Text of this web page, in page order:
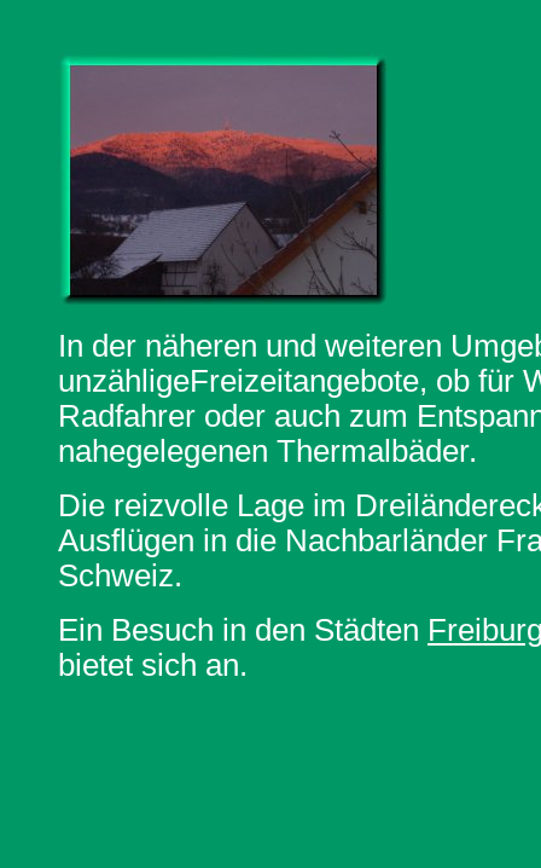
In der näheren und weiteren
unzähligeFreizeitangebote, ob für
Radfahrer oder auch zum
nahegelegenen Thermalbäder.
Die reizvolle Lage im
Ausflügen in die Nachbarländer
Schweiz.
Ein Besuch in den Städten
bietet sich an.